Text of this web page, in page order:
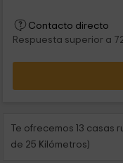
Contacto directo
Respuesta superior a
Te ofrecemos 13 casas
de 25 Kilómetros)